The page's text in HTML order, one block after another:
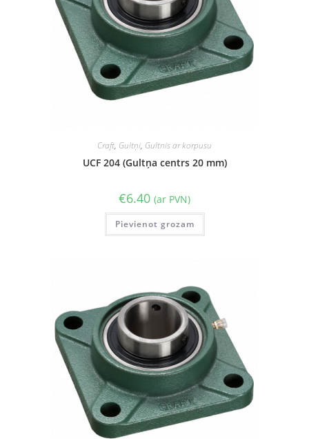
Craft, Gultņi, Gultnis ar korpusu
UCF 204 (Gultņa centrs 20 mm)
€6.40 (ar PVN)
Pievienot grozam